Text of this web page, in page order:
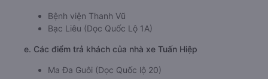
Bệnh viện Thanh Vũ
Bạc Liêu (Dọc Quốc Lộ 1A)
e. Các điểm trả khách của nhà xe Tuấn Hiệp
Ma Đa Guôi (Dọc Quốc lộ 20)